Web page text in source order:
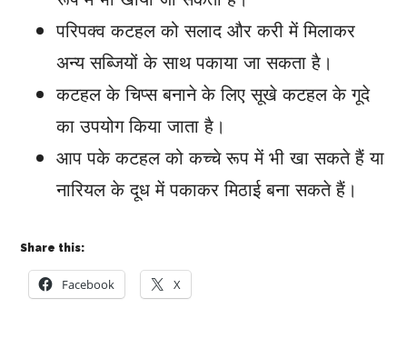
परिपक्व कटहल को सलाद और करी में मिलाकर
अन्य सब्जियों के साथ पकाया जा सकता है।
कटहल के चिप्स बनाने के लिए सूखे कटहल के गूदे
का उपयोग किया जाता है।
आप पके कटहल को कच्चे रूप में भी खा सकते हैं या
नारियल के दूध में पकाकर मिठाई बना सकते हैं।
Share this:
Facebook X